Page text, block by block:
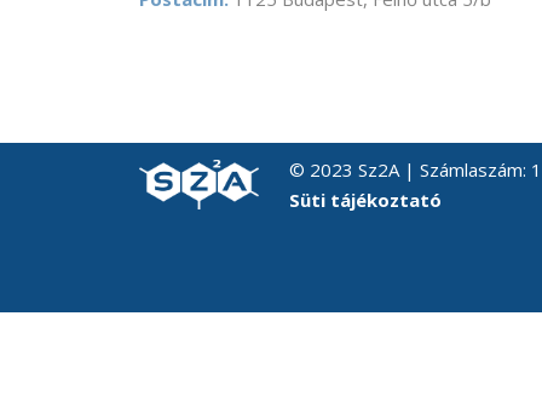
© 2023 Sz2A | Számlaszám:
Süti tájékoztató